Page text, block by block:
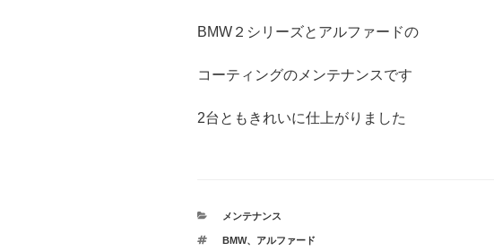
BMW２シリーズとアルファードの
コーティングのメンテナンスです
2台ともきれいに仕上がりました
カ
ゴ
メンテナンス
タ
BMW、 アルファード